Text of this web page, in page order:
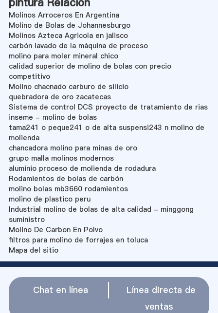
Molinos Arroceros En Argentina
Molino de Bolas de Johannesburgo
Molinos Azteca Agricola en jalisco
carbón lavado de la máquina de proceso
molino para moler mineral chico
calidad superior de molino de bolas con precio
competitivo
Molino chacnado carburo de silicio
quebradora de oro zacatecas
Sistema de control DCS proyecto de tratamiento de rias
inseme - molino de bolas
tama241 o peque241 o de alta suspensi243 n molino de
molienda
chancadora molino para minas de oro
grupo malla molinos modernos
aluminio proceso de molienda de rodadura
Rodamientos de bolas de carbón
molino bolas mb3660 rodamientos
molino de plastico peru
Industrial molino de bolas de alta calidad - minggong
suministro
Molino De Carbon En Polvo
filtros para molino de forrajes en toluca
Mapa del sitio
Chat en línea
Línea directa de
ventas